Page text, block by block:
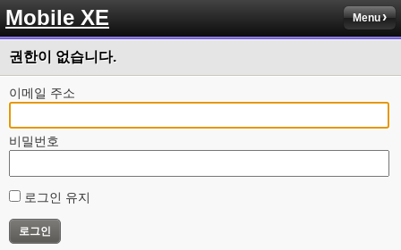
Mobile XE Menu
권한이 없습니다.
이메일 주소
비밀번호
로그인 유지